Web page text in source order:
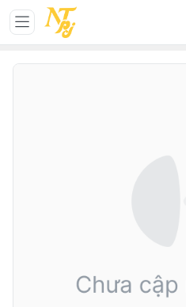
Trang chủ
135-VĐH-VP bi TA trắng 0,5kg-